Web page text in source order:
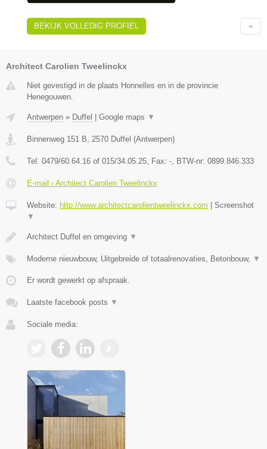
BEKIJK VOLLEDIG PROFIEL
Architect Carolien Tweelinckx
Niet gevestigd in de plaats Honnelles en in de provincie
Henegouwen.
Antwerpen » Duffel Google maps ▼
Binnenweg 151 B 2570 Duffel (Antwerpen)
Tel: 0479/60.64.16 of 015/34.05.25 , Fax: - , BTW-nr: 0899.846.333
E-mail › Architect Carolien Tweelinckx
Website: http://www.architectcarolientweelinckx.com
Screenshot
▼
Architect Duffel en omgeving ▼
Moderne nieuwbouw, Uitgebreide of totaalrenovaties, Betonbouw, ▼
Er wordt gewerkt op afspraak.
Laatste facebook posts ▼
Sociale media: